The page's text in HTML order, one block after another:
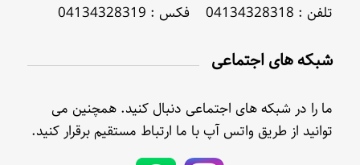
تلفن : 04134328318 فکس : 04134328319
شبکه های اجتماعی
ما را در شبکه های اجتماعی دنبال کنید. همچنین می
توانید از طریق واتس آپ با ما ارتباط مستقیم برقرار کنید.